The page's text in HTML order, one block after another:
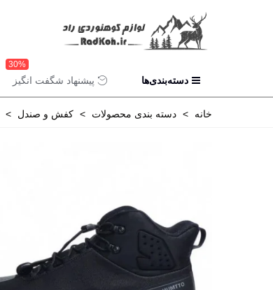
دسته‌بندی‌ها پیشنهاد شگفت انگیز
30%
خانه > دسته بندی محصولات > کفش و صندل >